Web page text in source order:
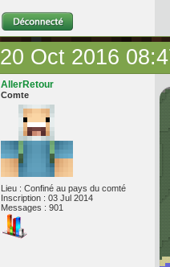
20 Oct 2016
AllerRetour
Comte
Lieu : Confiné au pays du comté
Inscription : 03 Jul 2014
Messages : 901